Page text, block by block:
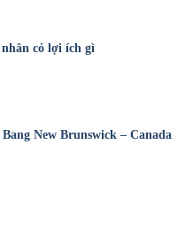
có lợi ích gì
New Brunswick – Canada